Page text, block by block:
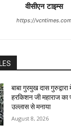
वीसीएन टाइम्स
https://vcntimes.com
बाबा गुरमुख दास
हरकिशन जी महाराज
उल्लास से मनाया
August 8, 2026